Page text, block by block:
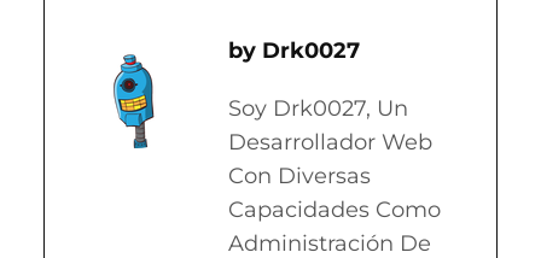
Drk0027
Soy Drk0027, Un
Desarrollador Web
Con Diversas
Capacidades Como
Administración De